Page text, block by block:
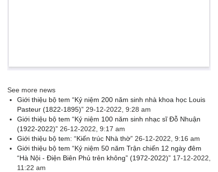
See more news
Giới thiệu bộ tem “Kỷ niệm 200 năm sinh nhà khoa học Louis
Pasteur (1822-1895)” 29-12-2022, 9:28 am
Giới thiệu bộ tem “Kỷ niệm 100 năm sinh nhạc sĩ Đỗ Nhuận
(1922-2022)” 26-12-2022, 9:17 am
Giới thiệu bộ tem: “Kiến trúc Nhà thờ” 26-12-2022, 9:16 am
Giới thiệu bộ tem “Kỷ niệm 50 năm Trận chiến 12 ngày đêm
“Hà Nội - Điện Biên Phủ trên không” (1972-2022)” 17-12-2022,
11:22 am